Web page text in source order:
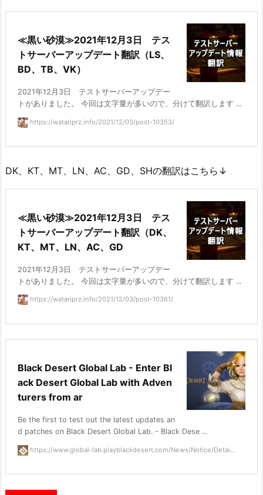
≪黒い砂漠≫2021年12月3日 テス
トサーバーアップデート翻訳（LS、
BD、TB、VK）
2021年12月3日 テストサーバーアップデー
トがありました。 今回は文字量が多いので、分けて翻訳します ...
https://watariprz.info/2021/12/03/post-10353/
DK、KT、MT、LN、AC、GD、SHの翻訳はこちら↓
≪黒い砂漠≫2021年12月3日 テス
トサーバーアップデート翻訳（DK、
KT、MT、LN、AC、GD
2021年12月3日 テストサーバーアップデー
トがありました。 今回は文字量が多いので、分けて翻訳します ...
https://watariprz.info/2021/12/03/post-10361/
Black Desert Global Lab - Enter Bl
ack Desert Global Lab with Adven
turers from ar
Be the first to test out the latest updates an
d patches on Black Desert Global Lab. - Black Dese ...
https://www.global-lab.playblackdesert.com/News/Notice/Detai...